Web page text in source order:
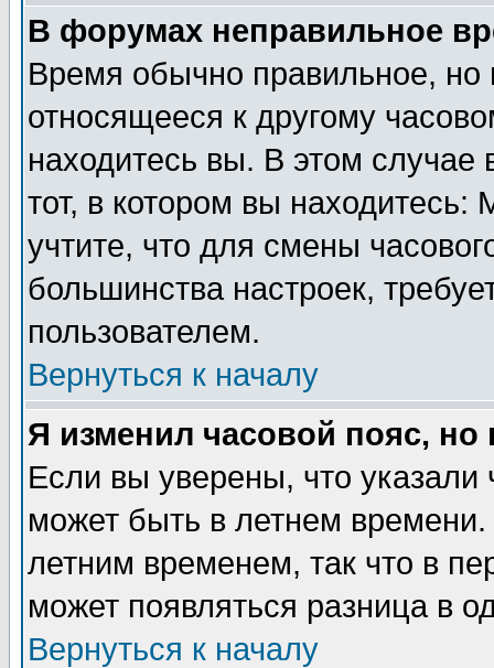
В форумах неправильное
Время обычно правильное,
относящееся к другому
находитесь вы. В этом
тот, в котором вы
учтите, что для смены
большинства настроек,
пользователем.
Вернуться к началу
Я изменил часовой пояс,
Если вы уверены, что указали
может быть в летнем
летним временем, так что в
может появляться разница в
Вернуться к началу